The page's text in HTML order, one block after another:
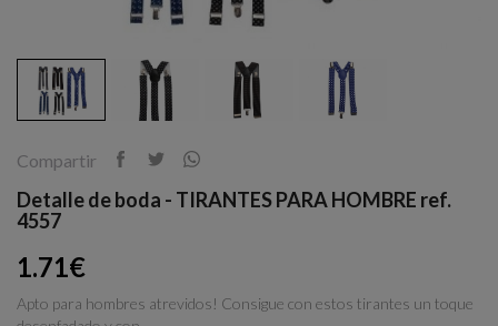
Compartir
Detalle de boda - TIRANTES PARA HOMBRE ref.
4557
1.71€
Apto para hombres atrevidos! Consigue con estos tirantes un toque